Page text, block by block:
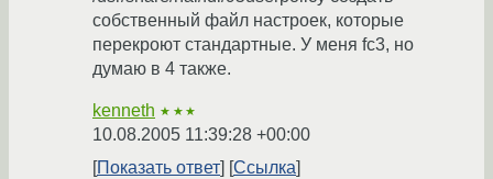
собственный файл настроек, которые
перекроют стандартные. У меня fc3, но
думаю в 4 также.
kenneth ★★★
10.08.2005 11:39:28 +00:00
Показать ответ
Ссылка